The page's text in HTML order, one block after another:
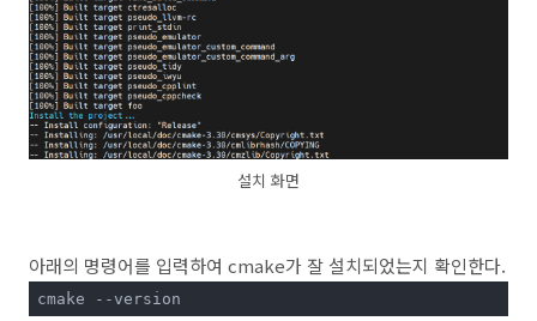
설치 화면
아래의 명령어를 입력하여 cmake가 잘 설치되었는지 확인한다.
cmake --version